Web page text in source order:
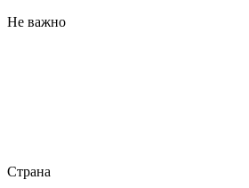
Не важно
Страна